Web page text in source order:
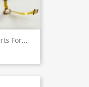
For...